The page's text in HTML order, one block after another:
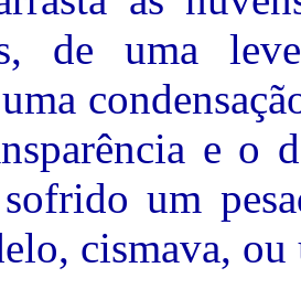
de uma
e o
um
cismava, ou